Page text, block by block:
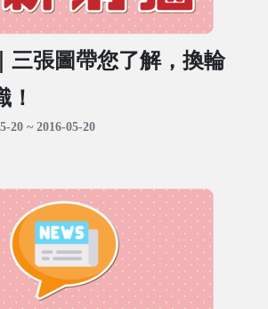
三張圖帶您了解，換輪
！
20 ~ 2016-05-20